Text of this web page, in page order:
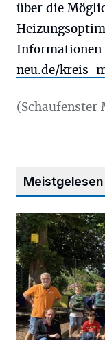
über die
neu.de/kreis-
(Schaufenster
Meistgelesen
Kinder spenden